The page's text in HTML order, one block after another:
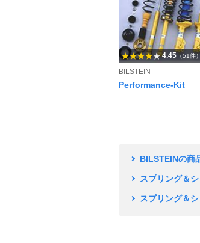
4.45 （51件）
BILSTEIN
Performance-Kit
BILSTEINの商
スプリング＆
スプリング＆